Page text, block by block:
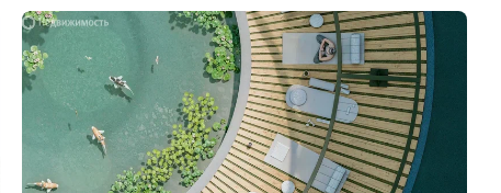
досуга. Здесь расположены:
безопасности — малыши могут играть без риска;
форму и заниматься физкультурой на свежем